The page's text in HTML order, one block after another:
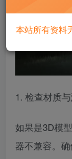
1. 检查材质
如果是3D模
器不兼容。
本站所有资料